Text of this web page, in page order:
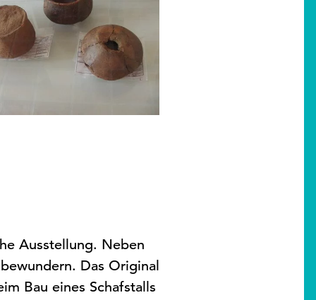
Ausstellung. Neben
Das Original
Bau eines Schafstalls